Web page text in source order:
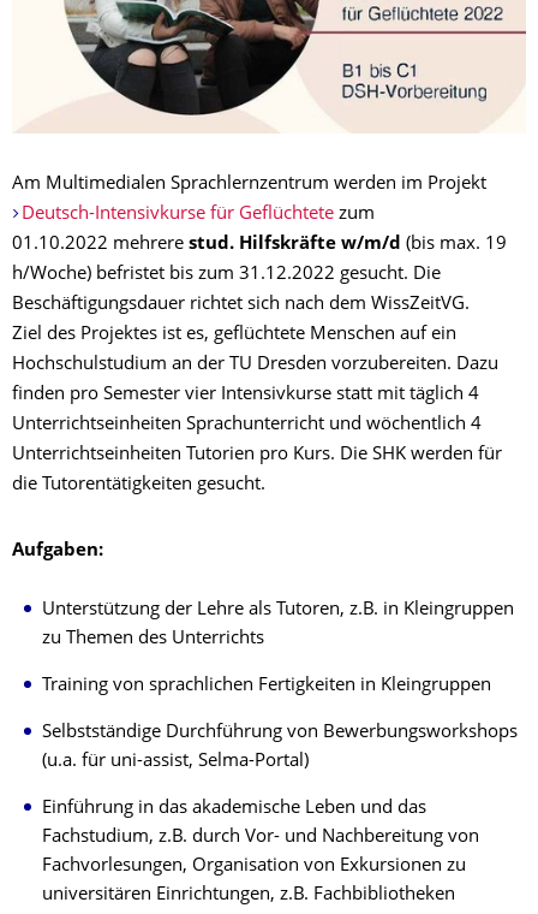
Am Multimedialen Sprachlernzentrum werden im Projekt
Deutsch-Intensivkurse für Geflüchtetezum
01.10.2022 mehrere stud. Hilfskräfte w/m/d (bis max. 19
h/Woche) befristet bis zum 31.12.2022 gesucht. Die
Beschäftigungsdauer richtet sich nach dem WissZeitVG.
Ziel des Projektes ist es, geflüchtete Menschen auf ein
Hochschulstudium an der TU Dresden vorzubereiten. Dazu
finden pro Semester vier Intensivkurse statt mit täglich 4
Unterrichtseinheiten Sprachunterricht und wöchentlich 4
Unterrichtseinheiten Tutorien pro Kurs. Die SHK werden für
die Tutorentätigkeiten gesucht.
Aufgaben:
Unterstützung der Lehre als Tutoren, z.B. in Kleingruppen
zu Themen des Unterrichts
Training von sprachlichen Fertigkeiten in Kleingruppen
Selbstständige Durchführung von Bewerbungsworkshops
(u.a. für uni-assist, Selma-Portal)
Einführung in das akademische Leben und das
Fachstudium, z.B. durch Vor- und Nachbereitung von
Fachvorlesungen, Organisation von Exkursionen zu
universitären Einrichtungen, z.B. Fachbibliotheken